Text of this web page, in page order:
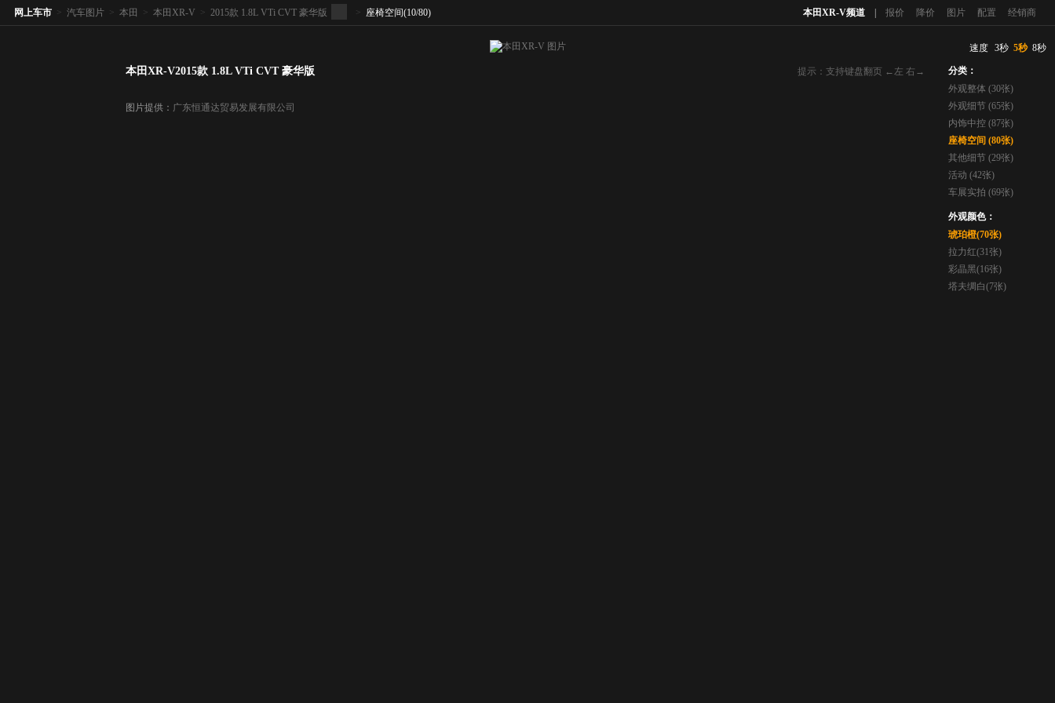
本田XR-V频道 报价 降价 图片 配置 经销商
网上车市 > 汽车图片 > 本田 > 本田XR-V > 2015款 1.8L VTi CVT 豪华版 > 座椅空间(10/80)
提示：支持键盘翻页 ←左 右→
本田XR-V2015款 1.8L VTi CVT 豪华版
图片提供： 广东恒通达贸易发展有限公司
速度 3秒 5秒 8秒
分类：
外观整体 (30张)
外观细节 (65张)
内饰中控 (87张)
座椅空间 (80张)
其他细节 (29张)
活动 (42张)
车展实拍 (69张)
外观颜色：
琥珀橙(70张)
拉力红(31张)
彩晶黑(16张)
塔夫绸白(7张)